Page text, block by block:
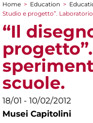
You are here
Home > Education >
Studio e progetto”.
“Il
scuole.
18/01 - 10/02/2012
Musei Capitolini